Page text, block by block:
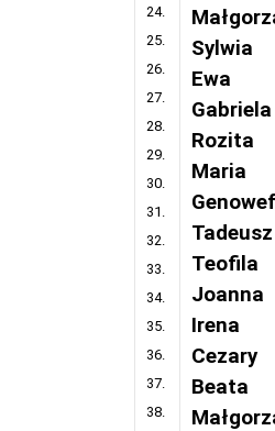
24.
25.
26.
27.
28.
29.
30.
31.
32.
33.
34.
35.
36.
37.
38.
Sylwia
Ewa
Gabriela
Rozita
Maria
Tadeusz
Teofila
Joanna
Irena
Cezary
Beata